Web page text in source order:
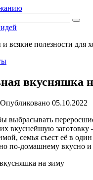
всякие полезности для
вкусняшка
Опубликовано 05.10.2022
выбрасывать
вкуснейшую
семья съест её в
по-домашнему вкусно и